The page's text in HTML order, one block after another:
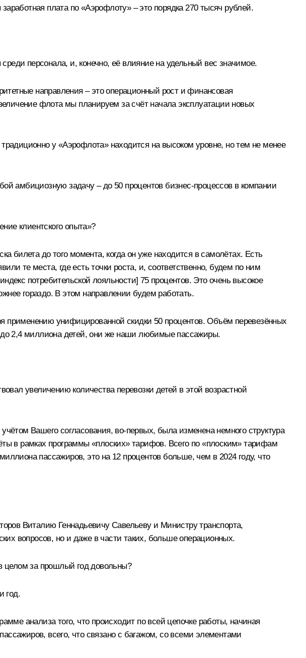
плата по «Аэрофлоту» – это порядка 270 тысяч рублей.
персонала, и, конечно, её влияние на удельный вес значимое.
направления – это операционный рост и финансовая
флота мы планируем за счёт начала эксплуатации новых
у «Аэрофлота» находится на высоком уровне, но тем не менее
амбициозную задачу – до 50 процентов бизнес-процессов в компании
клиентского опыта»?
билета до того момента, когда он уже находится в самолётах. Есть
те места, где есть точки роста, и, соответственно, будем по ним
потребительской лояльности] 75 процентов. Это очень высокое
гораздо. В этом направлении будем работать.
применению унифицированной скидки 50 процентов. Объём перевезённых
до 2,4 миллиона детей, они же наши любимые пассажиры.
увеличению количества перевозки детей в этой возрастной
Вашего согласования, во-первых, была изменена немного структура
в рамках программы «плоских» тарифов. Всего по «плоским» тарифам
пассажиров, это на 12 процентов больше, чем в 2024 году, что
Виталию Геннадьевичу Савельеву и Министру транспорта,
вопросов, но и даже в части таких, больше операционных.
целом за прошлый год довольны?
год.
анализа того, что происходит по всей цепочке работы, начиная
всего, что связано с багажом, со всеми элементами